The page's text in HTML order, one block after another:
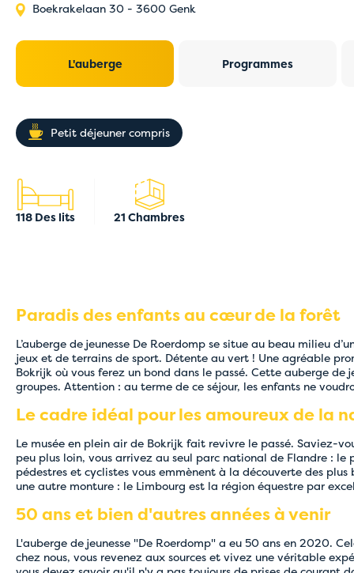
Boekrakelaan 30 -3600 Genk
L'auberge Programmes
Petit déjeuner compris
118 Des lits 21 Chambres
Paradis des enfants au cœur de la forêt
L’auberge de jeunesse De Roerdomp se situe au beau milieu
jeux et de terrains de sport. Détente au vert ! Une agréable
Bokrijk où vous ferez un bond dans le passé. Cette auberge
groupes. Attention : au terme de ce séjour, les enfants ne
Le cadre idéal pour les amoureux de la
Le musée en plein air de Bokrijk fait revivre le passé. Saviez-
peu plus loin, vous arrivez au seul parc national de Flandre :
pédestres et cyclistes vous emmènent à la découverte des
une autre monture : le Limbourg est la région équestre par
50 ans et bien d'autres années à venir
L'auberge de jeunesse "De Roerdomp" a eu 50 ans en 2020.
chez nous, vous revenez aux sources et vivez une véritable